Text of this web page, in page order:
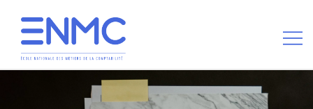
École nationale des métiers de la comptabilité